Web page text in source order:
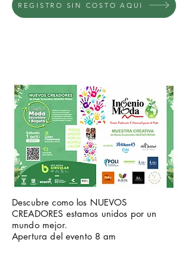
REGISTRO SIN COSTO AQUI
Descubre como los NUEVOS
CREADORES estamos unidos por un
mundo mejor.
Apertura del evento 8 am